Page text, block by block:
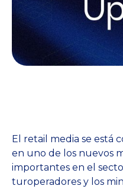
El retail media se está
en uno de los nuevos
importantes en el
turoperadores y los